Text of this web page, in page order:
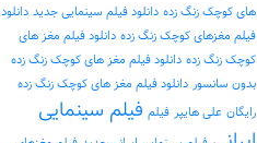
های کوچک زنگ زده دانلود فیلم سینمایی جدید دانلود
فیلم مغزهای کوچک زنگ زده دانلود فیلم مغز های
کوچک زنگ زده دانلود فیلم مغز های کوچک زنگ زده
بدون سانسور دانلود فیلم مغز های کوچک زنگ زده
رایگان علی هایپر فیلم فیلم سینمایی